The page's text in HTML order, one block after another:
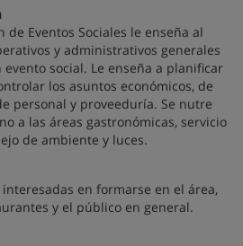
de Eventos Sociales le enseña al
y administrativos generales
social. Le enseña a planificar
los asuntos económicos, de
personal y proveeduría. Se nutre
a las áreas gastronómicas, servicio
de ambiente y luces.
en formarse en el área,
y el público en general.